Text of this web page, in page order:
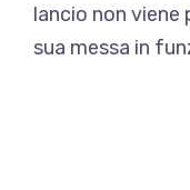
lancio non
sua messa in